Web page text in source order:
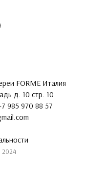
FORME Италия
д. 10 стр. 10
985 970 88 57
2024